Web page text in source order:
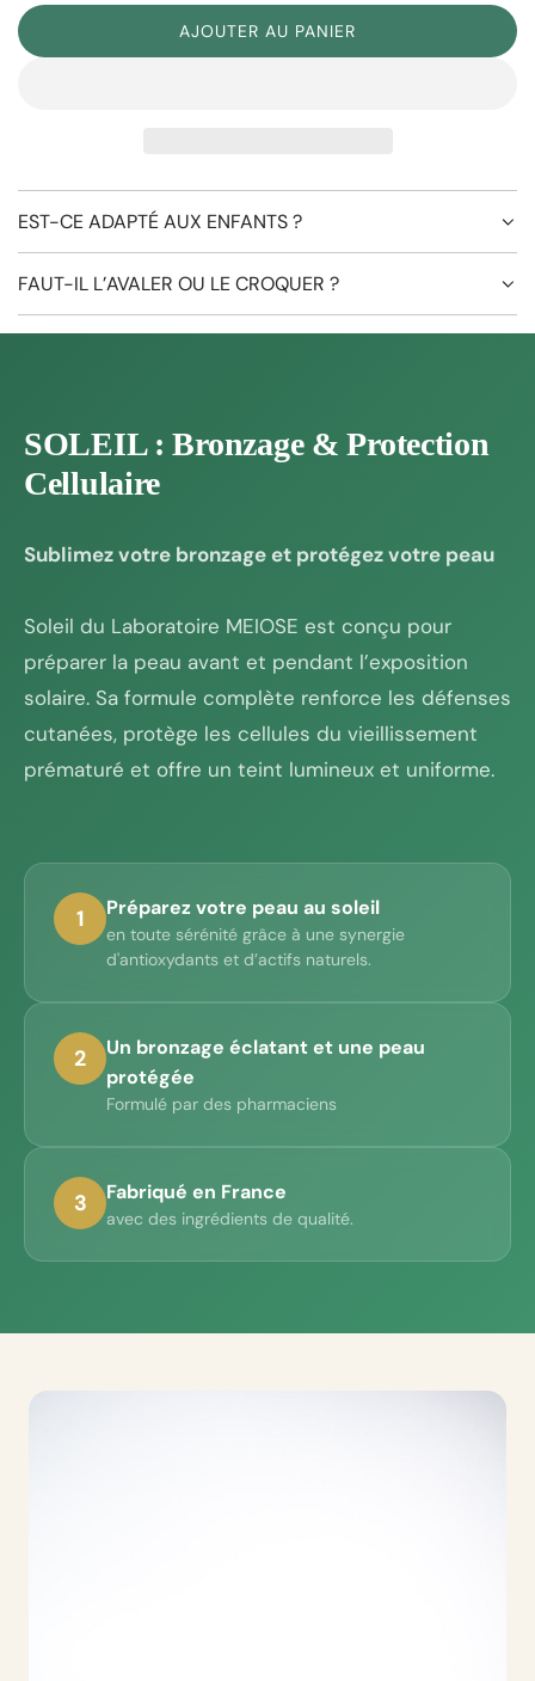
AJOUTER AU PANIER
C
E
N
T
.
EST-CE ADAPTÉ AUX ENFANTS ?
FAUT-IL L’AVALER OU LE CROQUER ?
SOLEIL : Bronzage & Protection
Cellulaire
Sublimez votre bronzage et protégez votre peau
Soleil du Laboratoire MEIOSE est conçu pour
préparer la peau avant et pendant l’exposition
solaire. Sa formule complète renforce les défenses
cutanées, protège les cellules du vieillissement
prématuré et offre un teint lumineux et uniforme.
1 Préparez votre peau au soleil
en toute sérénité grâce à une synergie
d'antioxydants et d’actifs naturels.
2
Un bronzage éclatant et une peau
protégée
Formulé par des pharmaciens
3 Fabriqué en France
avec des ingrédients de qualité.